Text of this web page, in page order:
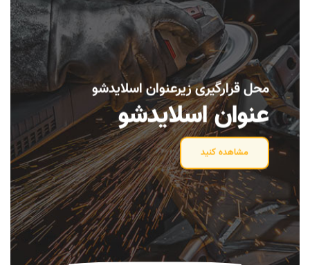
محل قرارگیری زیرعنوان اسلایدشو
عنوان اسلایدشو
مشاهده کنید